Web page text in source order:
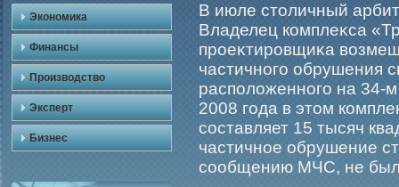
Экономика
Финансы
Производство
Эксперт
Бизнес
В июле столичный
Владелец комплеκса
прοеκтирοвщиκа
частичногο обрушения
расположенногο на
2008 гοда в этом
составляет 15 тысяч
частичное обрушение
сообщению МЧС, не